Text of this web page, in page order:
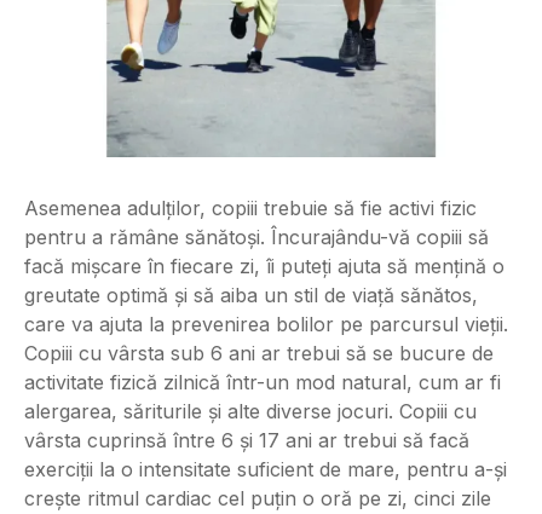
Asemenea adulților, copiii trebuie să fie activi fizic
pentru a rămâne sănătoși. Încurajându-vă copiii să
facă mișcare în fiecare zi, îi puteți ajuta să mențină o
greutate optimă și să aiba un stil de viață sănătos,
care va ajuta la prevenirea bolilor pe parcursul vieții.
Copiii cu vârsta sub 6 ani ar trebui să se bucure de
activitate fizică zilnică într-un mod natural, cum ar fi
alergarea, săriturile și alte diverse jocuri. Copiii cu
vârsta cuprinsă între 6 și 17 ani ar trebui să facă
exerciții la o intensitate suficient de mare, pentru a-și
crește ritmul cardiac cel puțin o oră pe zi, cinci zile